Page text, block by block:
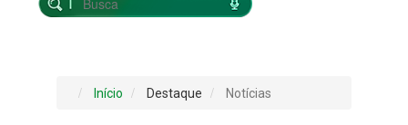
Início Destaque Notícias